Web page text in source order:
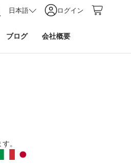
日本語 ログイン
ブログ 会社概要
。